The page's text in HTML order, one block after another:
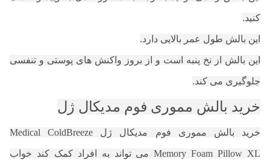
کنید.
این بالش طول عمر بالایی دارد.
این بالش از نخ پنبه است و از بروز واکنش های پوستی و تنفسی
جلوگیری می کند.
خرید بالش مموری فوم مدیکال ژل
خرید بالش مموری فوم مدیکال ژل Medical ColdBreeze
Memory Foam Pillow XL می تواند به افراد کمک کند خواب